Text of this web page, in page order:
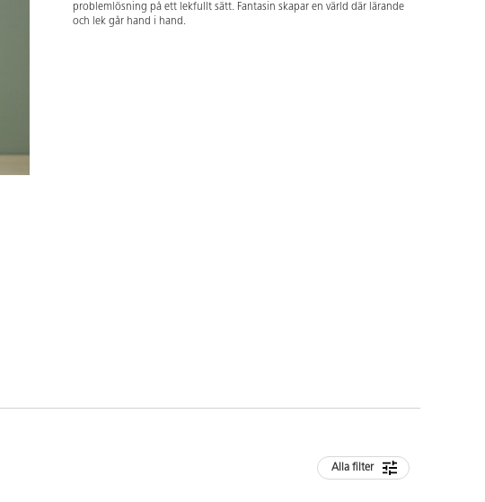
problemlösning på ett lekfullt sätt. Fantasin skapar en värld där lärande
och lek går hand i hand.
Alla filter